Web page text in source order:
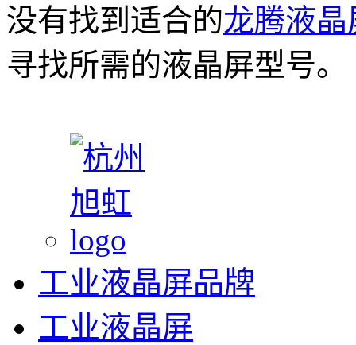
没有找到适合的龙腾液晶
寻找所需的液晶屏型号。
工业液晶屏品牌
工业液晶屏